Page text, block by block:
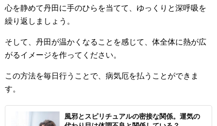
心を静めて丹田に手のひらを当てて、ゆっくりと深呼吸を
繰り返しましょう。
そして、丹田が温かくなることを感じて、体全体に熱が広
がるイメージを作ってください。
この方法を毎日行うことで、病気厄を払うことができま
す。
風邪とスピリチュアルの密接な関係。運気の